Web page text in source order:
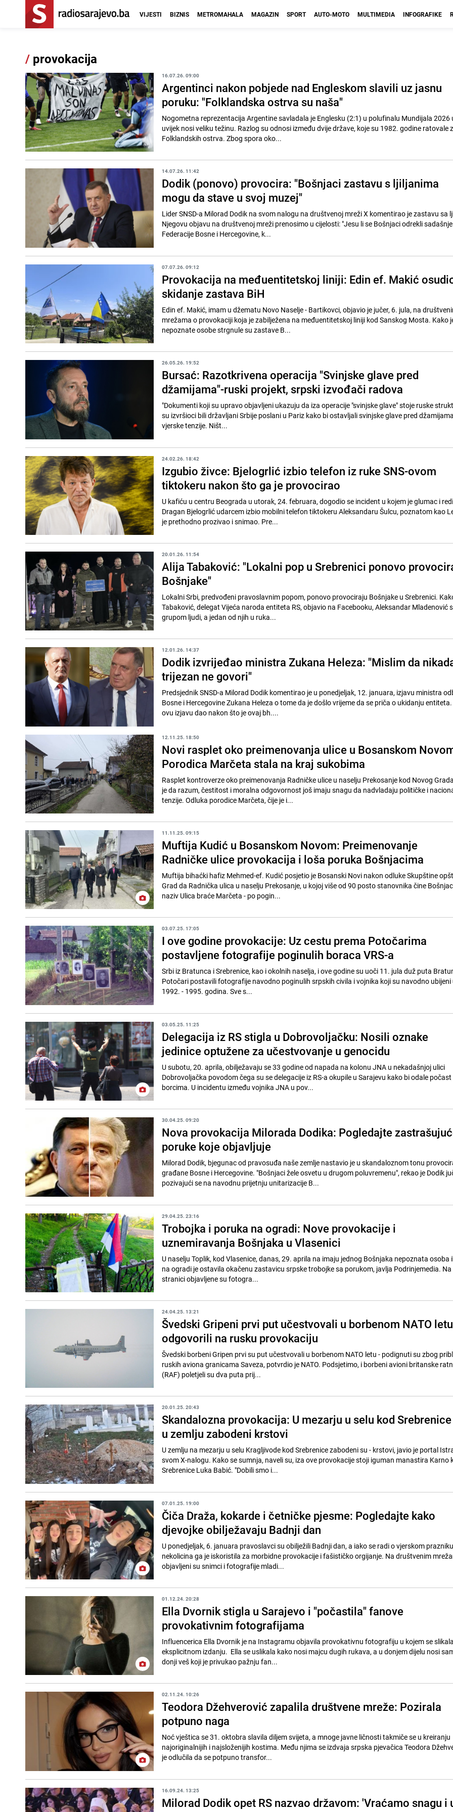
VIJESTI BIZNIS METROMAHALA MAGAZIN SPORT AUTO-MOTO MULTIMEDIA INFOGRAFIKE
/ provokacija
16.07.26. 09:00
Argentinci nakon pobjede nad Engleskom slavili uz jasnu
poruku: "Folklandska ostrva su naša"
Nogometna reprezentacija Argentine savladala je Englesku (2:1) u polufinalu Mundijala 2026
uvijek nosi veliku težinu. Razlog su odnosi između dvije države, koje su 1982. godine ratovale
Folklandskih ostrva. Zbog spora oko...
14.07.26. 11:42
Dodik (ponovo) provocira: "Bošnjaci zastavu s ljiljanima
mogu da stave u svoj muzej"
Lider SNSD-a Milorad Dodik na svom nalogu na društvenoj mreži X komentirao je zastavu sa
Njegovu objavu na društvenoj mreži prenosimo u cijelosti: "Jesu li se Bošnjaci odrekli
Federacije Bosne i Hercegovine, k...
07.07.26. 09:12
Provokacija na međuentitetskoj liniji: Edin ef. Makić
skidanje zastava BiH
Edin ef. Makić, imam u džematu Novo Naselje - Bartikovci, objavio je jučer, 6. jula, na
mrežama o provokaciji koja je zabilježena na međuentitetskoj liniji kod Sanskog Mosta. Kako
nepoznate osobe strgnule su zastave B...
26.05.26. 19:52
Bursać: Razotkrivena operacija "Svinjske glave pred
džamijama"-ruski projekt, srpski izvođači radova
"Dokumenti koji su upravo objavljeni ukazuju da iza operacije "svinjske glave" stoje ruske
su izvršioci bili državljani Srbije poslani u Pariz kako bi ostavljali svinjske glave pred
vjerske tenzije. Ništ...
24.02.26. 18:42
Izgubio živce: Bjelogrlić izbio telefon iz ruke SNS-ovom
tiktokeru nakon što ga je provocirao
U kafiću u centru Beograda u utorak, 24. februara, dogodio se incident u kojem je glumac i
Dragan Bjelogrlić udarcem izbio mobilni telefon tiktokeru Aleksandaru Šulcu, poznatom kao
je prethodno prozivao i snimao. Pre...
20.01.26. 11:54
Alija Tabaković: "Lokalni pop u Srebrenici ponovo
Bošnjake"
Lokalni Srbi, predvođeni pravoslavnim popom, ponovo provociraju Bošnjake u Srebrenici.
Tabaković, delegat Vijeća naroda entiteta RS, objavio na Facebooku, Aleksandar Mladenović
grupom ljudi, a jedan od njih u ruka...
12.01.26. 14:37
Dodik izvrijeđao ministra Zukana Heleza: "Mislim da
trijezan ne govori"
Predsjednik SNSD-a Milorad Dodik komentirao je u ponedjeljak, 12. januara, izjavu ministra
Bosne i Hercegovine Zukana Heleza o tome da je došlo vrijeme da se priča o ukidanju entiteta.
ovu izjavu dao nakon što je ovaj bh....
12.11.25. 18:50
Novi rasplet oko preimenovanja ulice u Bosanskom
Porodica Marčeta stala na kraj sukobima
Rasplet kontroverze oko preimenovanja Radničke ulice u naselju Prekosanje kod Novog
je da razum, čestitost i moralna odgovornost još imaju snagu da nadvladaju političke i
tenzije. Odluka porodice Marčeta, čije je i...
11.11.25. 09:15
Muftija Kudić u Bosanskom Novom: Preimenovanje
Radničke ulice provokacija i loša poruka Bošnjacima
Muftija bihaćki hafiz Mehmed-ef. Kudić posjetio je Bosanski Novi nakon odluke Skupštine
Grad da Radnička ulica u naselju Prekosanje, u kojoj više od 90 posto stanovnika čine
naziv Ulica braće Marčeta - po pogin...
03.07.25. 17:05
I ove godine provokacije: Uz cestu prema Potočarima
postavljene fotografije poginulih boraca VRS-a
Srbi iz Bratunca i Srebrenice, kao i okolnih naselja, i ove godine su uoči 11. jula duž puta
Potočari postavili fotografije navodno poginulih srpskih civila i vojnika koji su navodno ubijeni
1992. - 1995. godina. Sve s...
03.05.25. 11:25
Delegacija iz RS stigla u Dobrovoljačku: Nosili oznake
jedinice optužene za učestvovanje u genocidu
U subotu, 20. aprila, obilježavaju se 33 godine od napada na kolonu JNA u nekadašnjoj ulici
Dobrovoljačka povodom čega su se delegacije iz RS-a okupile u Sarajevu kako bi odale
borcima. U incidentu između vojnika JNA u pov...
30.04.25. 09:20
Nova provokacija Milorada Dodika: Pogledajte
poruke koje objavljuje
Milorad Dodik, bjegunac od pravosuđa naše zemlje nastavio je u skandaloznom tonu
građane Bosne i Hercegovine. "Bošnjaci žele osvetu u drugom poluvremenu", rekao je Dodik
pozivajući se na navodnu prijetnju unitarizacije B...
29.04.25. 23:16
Trobojka i poruka na ogradi: Nove provokacije i
uznemiravanja Bošnjaka u Vlasenici
U naselju Toplik, kod Vlasenice, danas, 29. aprila na imaju jednog Bošnjaka nepoznata osoba
na ogradi je ostavila okačenu zastavicu srpske trobojke sa porukom, javlja Podrinjemedia.
stranici objavljene su fotogra...
24.04.25. 13:21
Švedski Gripeni prvi put učestvovali u borbenom NATO
odgovorili na rusku provokaciju
Švedski borbeni Gripen prvi su put učestvovali u borbenom NATO letu - podignuti su zbog
ruskih aviona granicama Saveza, potvrdio je NATO. Podsjetimo, i borbeni avioni britanske
(RAF) poletjeli su dva puta prij...
20.01.25. 20:43
Skandalozna provokacija: U mezarju u selu kod Srebrenice
u zemlju zabodeni krstovi
U zemlju na mezarju u selu Kragljivode kod Srebrenice zabodeni su - krstovi, javio je portal
svom X-nalogu. Kako se sumnja, naveli su, iza ove provokacije stoji iguman manastira Karno
Srebrenice Luka Babić. "Dobili smo i...
07.01.25. 19:00
Čiča Draža, kokarde i četničke pjesme: Pogledajte kako
djevojke obilježavaju Badnji dan
U ponedjeljak, 6. januara pravoslavci su obilježili Badnji dan, a iako se radi o vjerskom
nekolicina ga je iskoristila za morbidne provokacije i fašističko orgijanje. Na društvenim
objavljeni su snimci i fotografije mladi...
01.12.24. 20:28
Ella Dvornik stigla u Sarajevo i "počastila" fanove
provokativnim fotografijama
Influencerica Ella Dvornik je na Instagramu objavila provokativnu fotografiju u kojem se
eksplicitnom izdanju. Ella se uslikala kako nosi majcu dugih rukava, a u donjem dijelu nosi
donji veš koji je privukao pažnju fan...
02.11.24. 10:26
Teodora Džehverović zapalila društvene mreže: Pozirala
potpuno naga
Noć vještica se 31. oktobra slavila diljem svijeta, a mnoge javne ličnosti takmiče se u kreiranju
najoriginalnijih i najsloženijih kostima. Među njima se izdvaja srpska pjevačica Teodora
je odlučila da se potpuno transfor...
16.09.24. 13:25
Milorad Dodik opet RS nazvao državom: 'Vraćamo snagu i